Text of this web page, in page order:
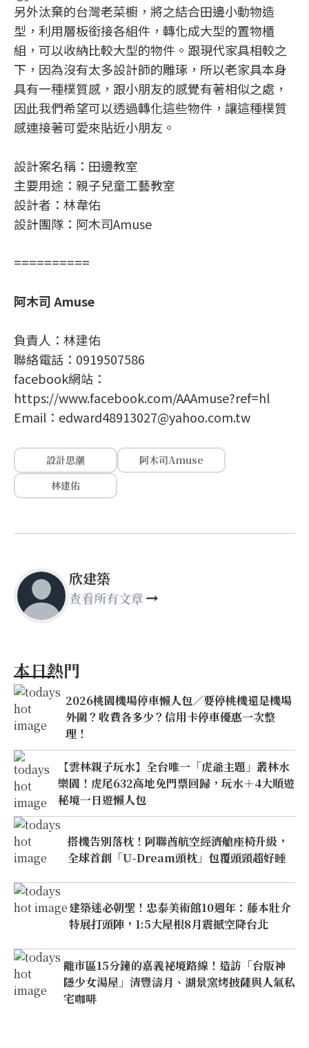
另外汰棄的台灣老菜櫥，將之結合田邊小動物造
型，利用層板銜接各組件，轉化成大型的置物櫃
組，可以收納比較大型的物件。跟現代家具相較之
下，因為沒有太多設計師的雕琢，所以老家具本身
具有一種樸質感，跟小朋友的感覺有著相似之處，
因此我們希望可以透過轉化這些物件，讓這種樸質
感連接著可愛來貼近小朋友。
設計案名稱：田邊教室
主要用途：親子兒童工藝教室
設計者：林韋佑
設計團隊：阿木司Amuse
==========
阿木司 Amuse
負責人：林建佑
聯絡電話：0919507586
facebook網站：
https://www.facebook.com/AAAmuse?ref=hl
Email：edward48913027@yahoo.com.tw
設計思潮
阿木司Amuse
林建佑
欣建築
查看所有文章
本日熱門
2026桃園機場停車懶人包／要停桃機還是機場
外圍？收費各多少？信用卡停車優惠一次整
理！
【雲林親子玩水】全台唯一「虎爺主題」叢林水
樂園！虎尾632高地免門票回歸，玩水＋4大順遊
秘境一日遊懶人包
搭機告別落枕！阿聯酋航空經濟艙座椅升級，
全球首創「U-Dream頭枕」包覆頭頸超好睡
建築迷必朝聖！忠泰美術館10週年：藤本壯介
特展打頭陣，1:5大屋根8月震撼空降台北
離市區15分鐘的嘉義祕境路線！造訪「台版神
隱少女湯屋」清豐濤月、湖景窯烤披薩與人氣私
宅咖啡